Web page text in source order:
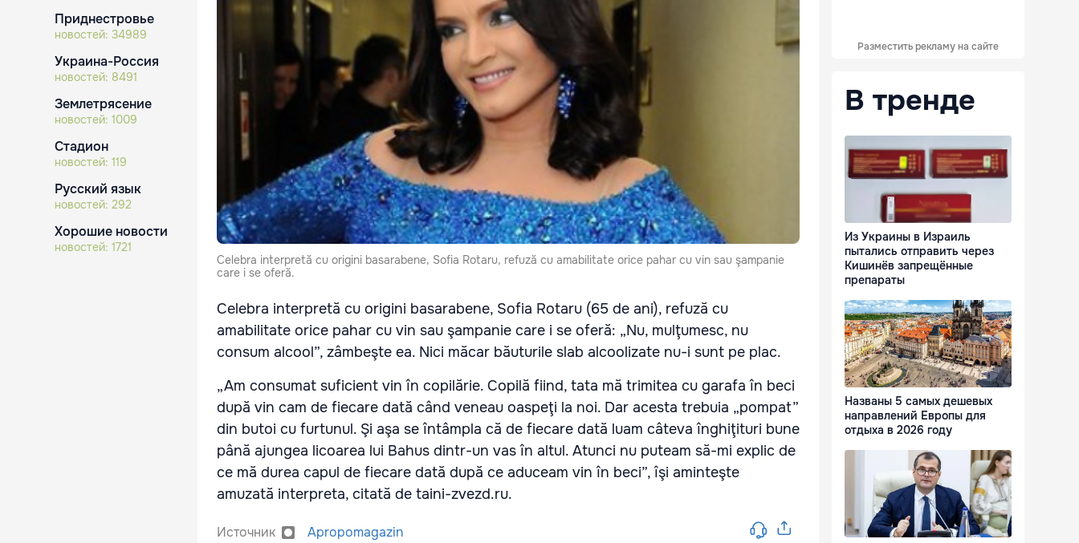
Приднестровье
новостей: 34989
Украина-Россия
новостей: 8491
Землетрясение
новостей: 1009
Стадион
новостей: 119
Русский язык
новостей: 292
Хорошие новости
новостей: 1721
Celebra interpretă cu origini basarabene, Sofia Rotaru, refuză cu amabilitate orice pahar cu vin sau şampanie
care i se oferă.
Celebra interpretă cu origini basarabene, Sofia Rotaru (65 de ani), refuză cu
amabilitate orice pahar cu vin sau şampanie care i se oferă: „Nu, mulţumesc, nu
consum alcool”, zâmbeşte ea. Nici măcar băuturile slab alcoolizate nu-i sunt pe plac.
„Am consumat suficient vin în copilărie. Copilă fiind, tata mă trimitea cu garafa în beci
după vin cam de fiecare dată când veneau oaspeţi la noi. Dar acesta trebuia „pompat”
din butoi cu furtunul. Şi aşa se întâmpla că de fiecare dată luam câteva înghiţituri bune
până ajungea licoarea lui Bahus dintr-un vas în altul. Atunci nu puteam să-mi explic de
ce mă durea capul de fiecare dată după ce aduceam vin în beci”, îşi aminteşte
amuzată interpreta, citată de taini-zvezd.ru.
Источник Apropomagazin
Разместить рекламу на сайте
В тренде
Из Украины в Израиль
пытались отправить через
Кишинёв запрещённые
препараты
Названы 5 самых дешевых
направлений Европы для
отдыха в 2026 году